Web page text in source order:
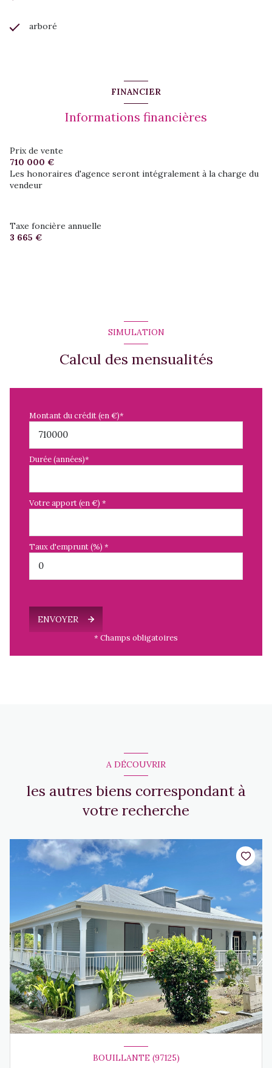
arboré
FINANCIER
Informations financières
Prix de vente
710 000 €
Les honoraires d'agence seront intégralement à la charge du
vendeur
Taxe foncière annuelle
3 665 €
SIMULATION
Calcul des mensualités
Montant du crédit (en €)*
Durée (années)*
Votre apport (en €) *
Taux d'emprunt (%) *
ENVOYER
* Champs obligatoires
A DÉCOUVRIR
les autres biens correspondant à
votre recherche
BOUILLANTE (97125)